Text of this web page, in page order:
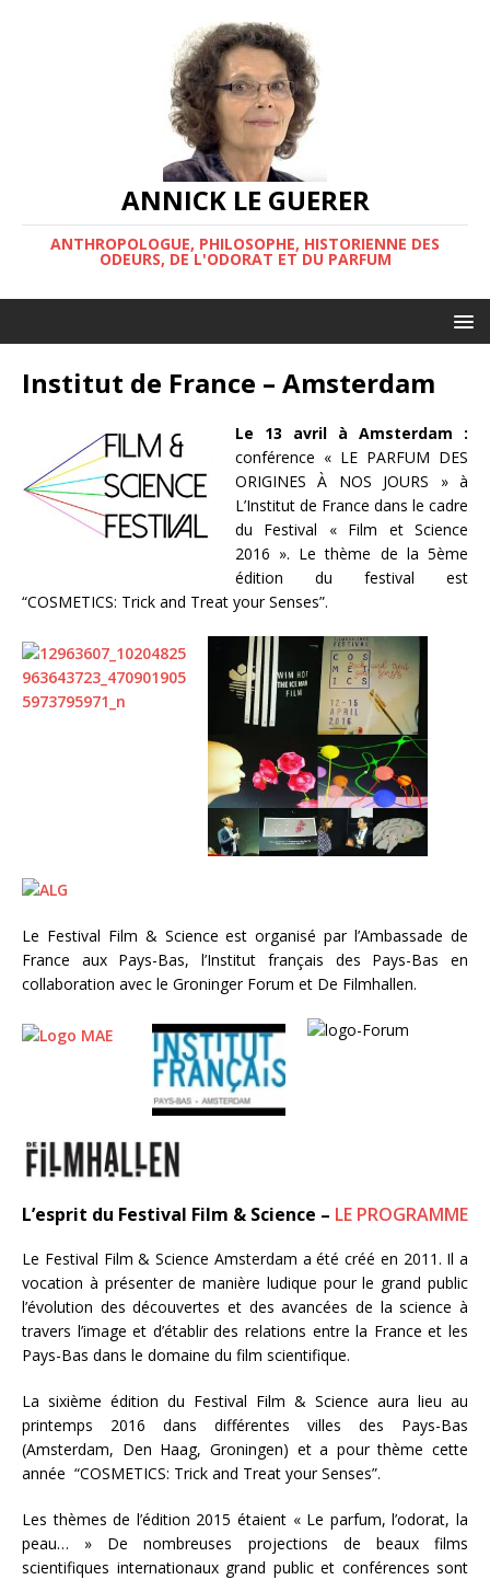
ANNICK LE GUERER
ANTHROPOLOGUE, PHILOSOPHE, HISTORIENNE DES
ODEURS, DE L'ODORAT ET DU PARFUM
Institut de France – Amsterdam
Le 13 avril à Amsterdam :
conférence « LE PARFUM DES
ORIGINES À NOS JOURS » à
L’Institut de France dans le cadre
du Festival « Film et Science
2016 ». Le thème de la 5ème
édition du festival est
“COSMETICS: Trick and Treat your Senses”.
Le Festival Film & Science est organisé par l’Ambassade de
France aux Pays-Bas, l’Institut français des Pays-Bas en
collaboration avec le Groninger Forum et De Filmhallen.
L’esprit du Festival Film & Science – LE PROGRAMME
Le Festival Film & Science Amsterdam a été créé en 2011. Il a
vocation à présenter de manière ludique pour le grand public
l’évolution des découvertes et des avancées de la science à
travers l’image et d’établir des relations entre la France et les
Pays-Bas dans le domaine du film scientifique.
La sixième édition du Festival Film & Science aura lieu au
printemps 2016 dans différentes villes des Pays-Bas
(Amsterdam, Den Haag, Groningen) et a pour thème cette
année “COSMETICS: Trick and Treat your Senses”.
Les thèmes de l’édition 2015 étaient « Le parfum, l’odorat, la
peau… » De nombreuses projections de beaux films
scientifiques internationaux grand public et conférences sont